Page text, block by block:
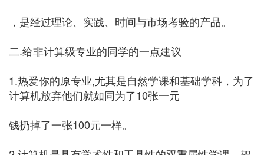
，是经过理论、实践、时间与市场考验的产品。
二.给非计算级专业的同学的一点建议
1.热爱你的原专业,尤其是自然学课和基础学科，为了
计算机放弃他们就如同为了10张一元
钱扔掉了一张100元一样。